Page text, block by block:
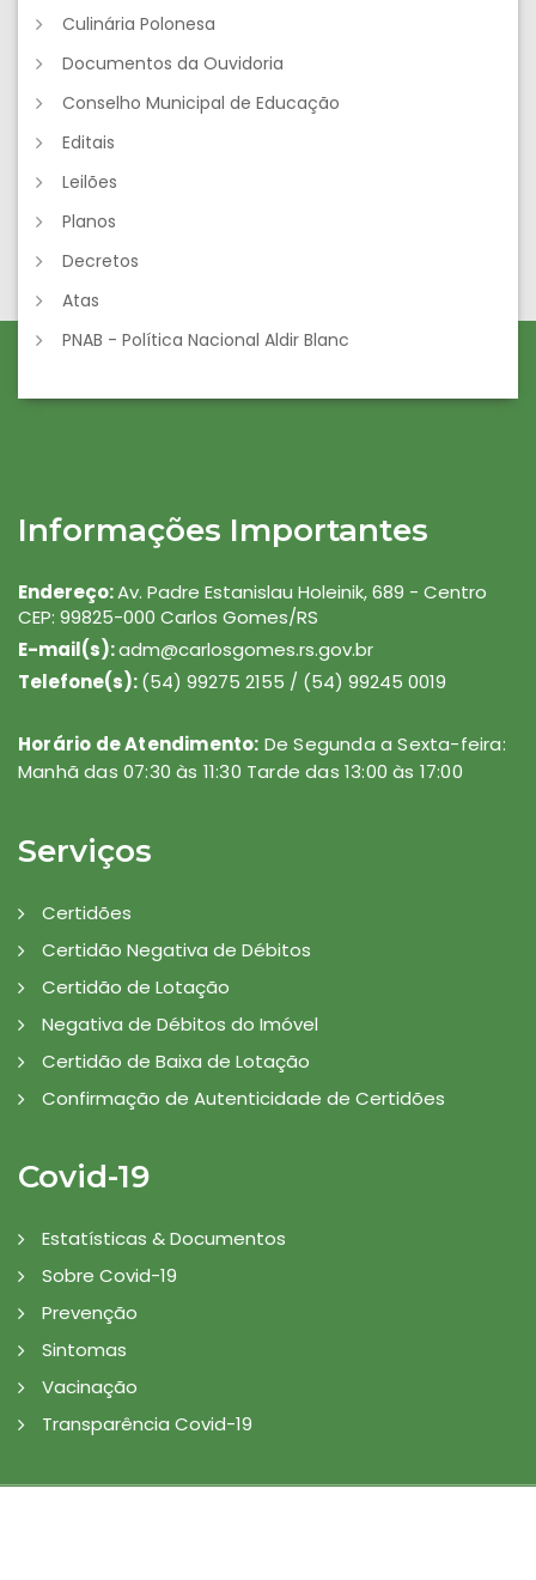
Culinária Polonesa
Documentos da Ouvidoria
Conselho Municipal de Educação
Editais
Leilões
Planos
Decretos
Atas
PNAB - Política Nacional Aldir Blanc
Informações Importantes
Endereço:Av. Padre Estanislau Holeinik, 689 - Centro
CEP: 99825-000 Carlos Gomes/RS
E-mail(s):adm@carlosgomes.rs.gov.br
Telefone(s):(54) 99275 2155 / (54) 99245 0019
Horário de Atendimento: De Segunda a Sexta-feira:
Manhã das 07:30 às 11:30 Tarde das 13:00 às 17:00
Serviços
Certidões
Certidão Negativa de Débitos
Certidão de Lotação
Negativa de Débitos do Imóvel
Certidão de Baixa de Lotação
Confirmação de Autenticidade de Certidões
Covid-19
Estatísticas & Documentos
Sobre Covid-19
Prevenção
Sintomas
Vacinação
Transparência Covid-19